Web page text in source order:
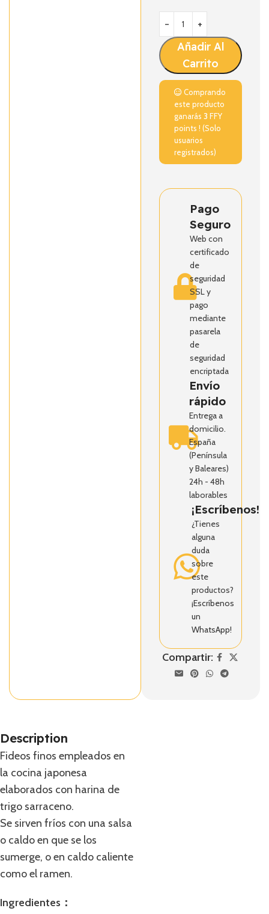
Añadir Al
Carrito
Comprando
este producto
ganarás3 FFY
points ! (Solo
usuarios
registrados)
Pago
Seguro
Web con
certificado
de
seguridad
SSL y
pago
mediante
pasarela
de
seguridad
encriptada
Envío
rápido
Entrega a
domicilio.
España
(Península
y Baleares)
24h - 48h
laborables
¡Escríbenos!
¿Tienes
alguna
duda
sobre
este
productos?
¡Escríbenos
un
WhatsApp!
Compartir:
Description
Fideos finos empleados en
la cocina japonesa
elaborados con harina de
trigo sarraceno.
Se sirven fríos con una salsa
o caldo en que se los
sumerge, o en caldo caliente
como el ramen.
Ingredientes：